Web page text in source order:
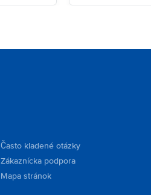
Často kladené otázky
Zákaznícka podpora
Mapa stránok